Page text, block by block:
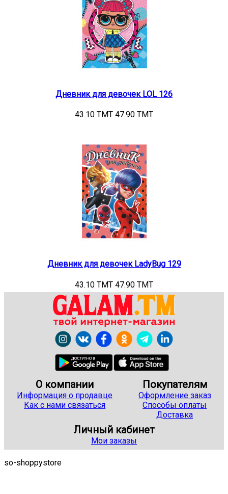
Дневник для девочек LOL 126
43.10 TMT 47.90 TMT
Дневник для девочек LadyBug 129
43.10 TMT 47.90 TMT
О компании
Информация о продавце
Как с нами связаться
Покупателям
Оформление заказ
Способы оплаты
Доставка
Личный кабинет
Мои заказы
so-shoppystore